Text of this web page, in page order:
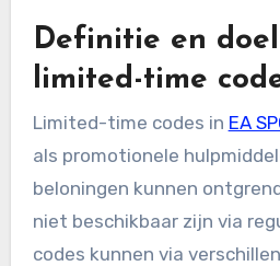
Definitie en
limited-time
Limited-time codes in EA
als promotionele
beloningen kunnen
niet beschikbaar zijn via
codes kunnen via